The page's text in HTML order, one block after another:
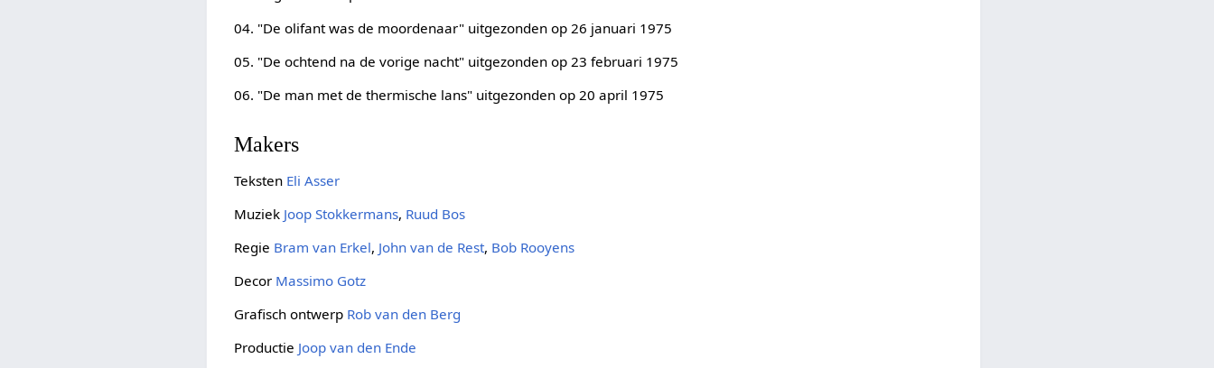
04. "De olifant was de moordenaar" uitgezonden op 26 januari 1975
05. "De ochtend na de vorige nacht" uitgezonden op 23 februari 1975
06. "De man met de thermische lans" uitgezonden op 20 april 1975
Makers
Teksten Eli Asser
Muziek Joop Stokkermans, Ruud Bos
Regie Bram van Erkel, John van de Rest, Bob Rooyens
Decor Massimo Gotz
Grafisch ontwerp Rob van den Berg
Productie Joop van den Ende